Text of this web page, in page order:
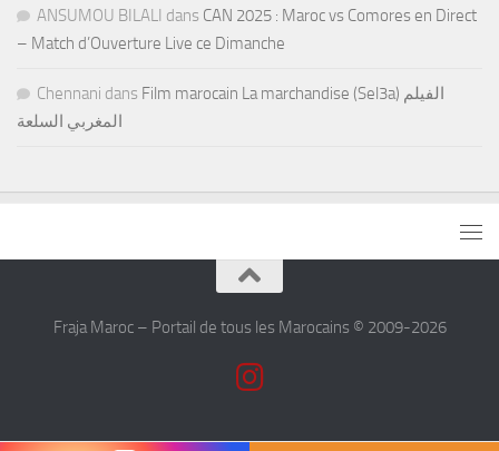
ANSUMOU BILALI dans CAN 2025 : Maroc vs Comores en Direct
– Match d’Ouverture Live ce Dimanche
Chennani dans Film marocain La marchandise (Sel3a) الفيلم
المغربي السلعة
Fraja Maroc – Portail de tous les Marocains © 2009-2026